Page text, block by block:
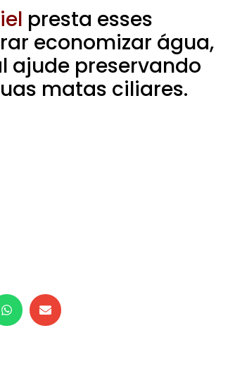
presta esses
economizar água,
ajude preservando
matas ciliares.